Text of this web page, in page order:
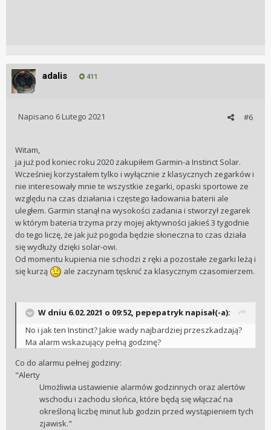
adalis 411
#6
Napisano 6 Lutego 2021
Witam,
ja już pod koniec roku 2020 zakupiłem Garmin-a Instinct Solar.
Wcześniej korzystałem tylko i wyłącznie z klasycznych zegarków i
nie interesowały mnie te wszystkie zegarki, opaski sportowe ze
względu na czas działania i częstego ładowania baterii ale
uległem. Garmin stanął na wysokości zadania i stworzył zegarek
w którym bateria trzyma przy mojej aktywności jakieś 3 tygodnie
do tego liczę, że jak już pogoda będzie słoneczna to czas działa
się wydłuży dzięki solar-owi.
Od momentu kupienia nie schodzi z ręki a pozostałe zegarki leżą i
się kurzą
ale zaczynam tęsknić za klasycznym czasomierzem.
W dniu 6.02.2021 o 09:52, pepepatryk napisał(-a):
No i jak ten Instinct? Jakie wady najbardziej przeszkadzają?
Ma alarm wskazujący pełną godzinę?
Co do alarmu pełnej godziny:
"Alerty
Umożliwia ustawienie alarmów godzinnych oraz alertów
wschodu i zachodu słońca, które będą się włączać na
określoną liczbę minut lub godzin przed wystąpieniem tych
zjawisk."